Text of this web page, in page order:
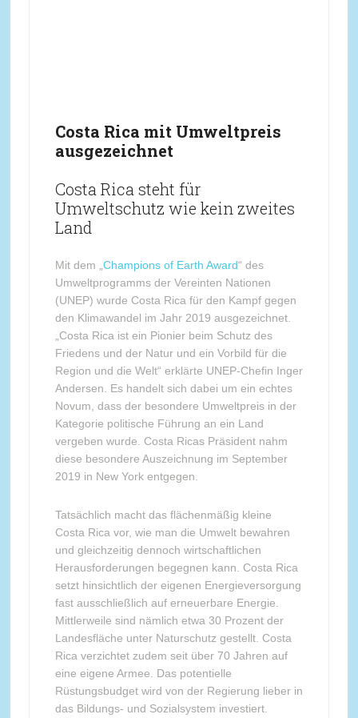
Costa Rica mit Umweltpreis
ausgezeichnet
Costa Rica steht für
Umweltschutz wie kein zweites
Land
Mit dem „ Champions of Earth Award“ des
Umweltprogramms der Vereinten Nationen
(UNEP) wurde Costa Rica für den Kampf gegen
den Klimawandel im Jahr 2019 ausgezeichnet.
„Costa Rica ist ein Pionier beim Schutz des
Friedens und der Natur und ein Vorbild für die
Region und die Welt“ erklärte UNEP-Chefin Inger
Andersen. Es handelt sich dabei um ein echtes
Novum, dass der besondere Umweltpreis in der
Kategorie politische Führung an ein Land
vergeben wurde. Costa Ricas Präsident nahm
diese besondere Auszeichnung im September
2019 in New York entgegen.
Tatsächlich macht das flächenmäßig kleine
Costa Rica vor, wie man die Umwelt bewahren
und gleichzeitig dennoch wirtschaftlichen
Herausforderungen begegnen kann. Costa Rica
setzt hinsichtlich der eigenen Energieversorgung
fast ausschließlich auf erneuerbare Energie.
Mittlerweile sind nämlich etwa 30 Prozent der
Landesfläche unter Naturschutz gestellt. Costa
Rica verzichtet zudem seit über 70 Jahren auf
eine eigene Armee. Das potentielle
Rüstungsbudget wird von der Regierung lieber in
das Bildungs- und Sozialsystem investiert.